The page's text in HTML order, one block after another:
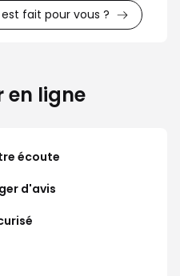
fait pour vous ?
en ligne
écoute
d'avis